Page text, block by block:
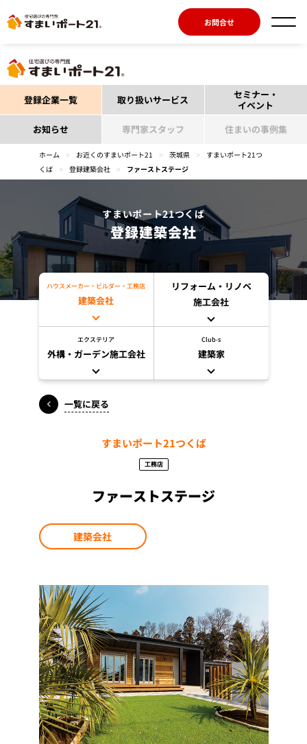
お問合せ
登録企業一覧 取り扱いサービス
セミナー・
イベント
お知らせ
専門家スタッフ 住まいの事例集
ホーム > お近くのすまいポート21 > 茨城県 >
すまいポート21つ
くば
> 登録建築会社 > ファーストステージ
すまいポート21つくば
登録建築会社
ハウスメーカー・ビルダー・工務店
建築会社
リフォーム・リノベ
施工会社
エクステリア
外構・ガーデン施工会社
Club-s
建築家
一覧に戻る
すまいポート21つくば
工務店
ファーストステージ
建築会社